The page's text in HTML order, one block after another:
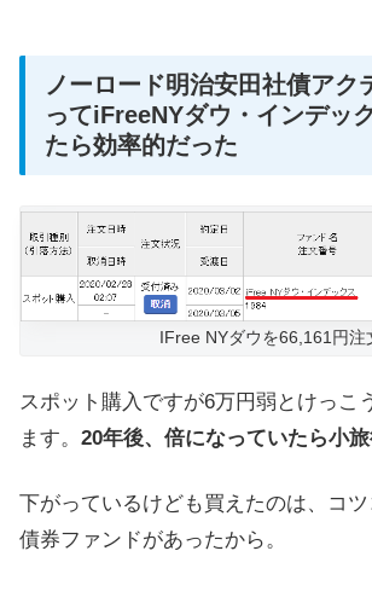
ノーロード明治安田社債アク
ってiFreeNYダウ・インデッ
たら効率的だった
IFree NYダウを66,161円注
スポット購入ですが6万円弱とけっこ
ます。 20年後、倍になっていたら小旅
下がっているけども買えたのは、コ
債券ファンドがあったから。